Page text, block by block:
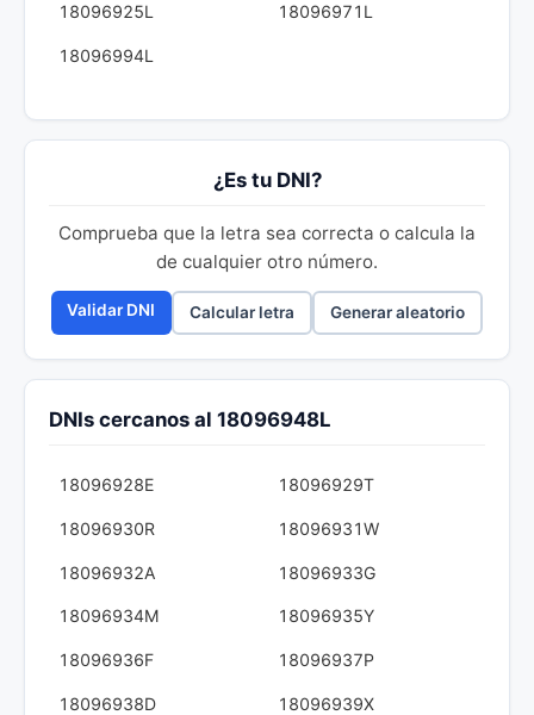
18096925L 18096971L
18096994L
¿Es tu DNI?
Comprueba que la letra sea correcta o calcula la
de cualquier otro número.
Validar DNI Calcular letra Generar aleatorio
DNIs cercanos al 18096948L
18096928E 18096929T
18096930R 18096931W
18096932A 18096933G
18096934M 18096935Y
18096936F 18096937P
18096938D 18096939X